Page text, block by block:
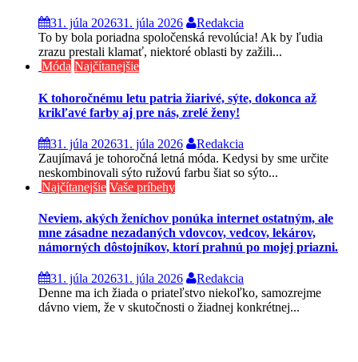
31. júla 202631. júla 2026
Redakcia
To by bola poriadna spoločenská revolúcia! Ak by ľudia
zrazu prestali klamať, niektoré oblasti by zažili...
Móda Najčítanejšie
K tohoročnému letu patria žiarivé, sýte, dokonca až
krikľavé farby aj pre nás, zrelé ženy!
31. júla 202631. júla 2026
Redakcia
Zaujímavá je tohoročná letná móda. Kedysi by sme určite
neskombinovali sýto ružovú farbu šiat so sýto...
Najčítanejšie Vaše príbehy
Neviem, akých ženíchov ponúka internet ostatným, ale
mne zásadne nezadaných vdovcov, vedcov, lekárov,
námorných dôstojníkov, ktorí prahnú po mojej priazni.
31. júla 202631. júla 2026
Redakcia
Denne ma ich žiada o priateľstvo niekoľko, samozrejme
dávno viem, že v skutočnosti o žiadnej konkrétnej...